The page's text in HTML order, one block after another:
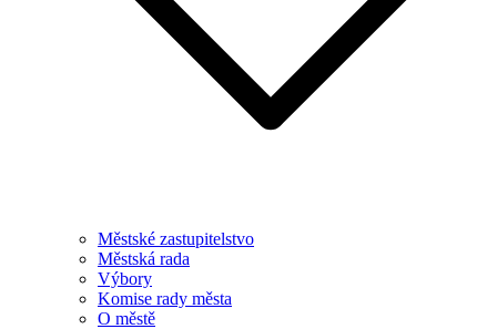
Městské zastupitelstvo
Městská rada
Výbory
Komise rady města
O městě